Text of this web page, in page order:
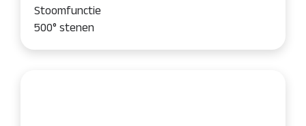
Stoomfunctie
500° stenen